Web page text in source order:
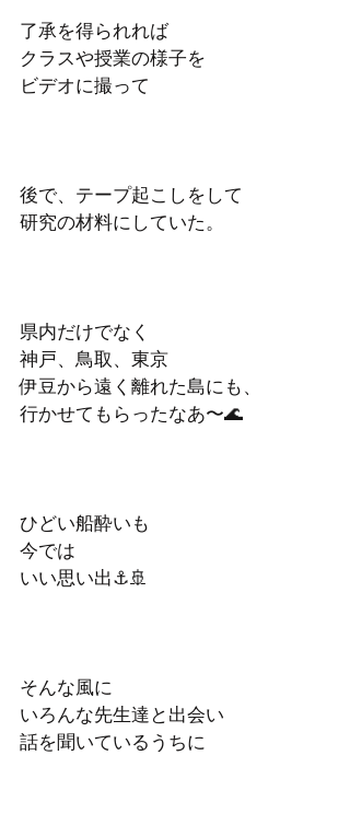
了承を得られれば
クラスや授業の様子を
ビデオに撮って
後で、テープ起こしをして
研究の材料にしていた。
県内だけでなく
神戸、鳥取、東京
伊豆から遠く離れた島にも、
行かせてもらったなあ〜🌊
ひどい船酔いも
今では
いい思い出⚓️🚢
そんな風に
いろんな先生達と出会い
話を聞いているうちに